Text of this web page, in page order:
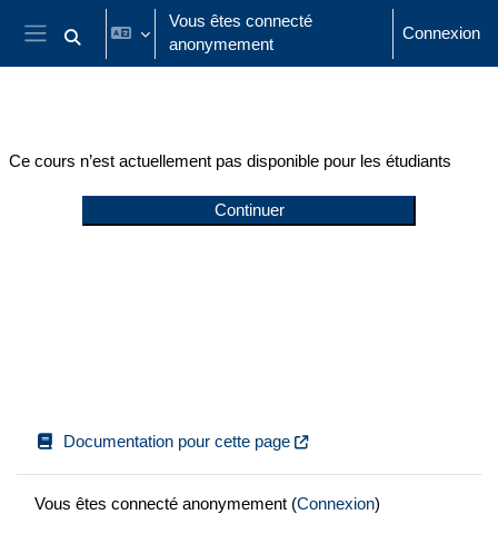
Passer au contenu principal
Panneau latéral
Activer/désactiver la saisie de recherche
Vous êtes connecté
anonymement
Connexion
Ce cours n’est actuellement pas disponible pour les étudiants
Continuer
Documentation pour cette page
Vous êtes connecté anonymement (Connexion)